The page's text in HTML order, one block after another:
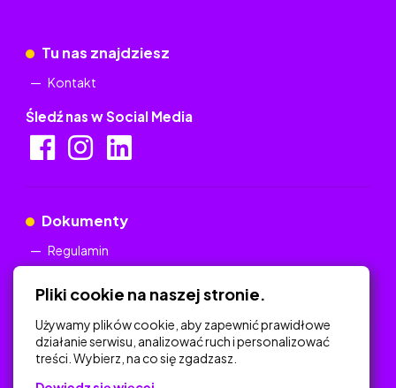
Tu nas znajdziesz
Kontakt
Śledź nas w Social Media
Dokumenty
Regulamin
Na skróty
Pliki cookie na naszej stronie.
Używamy plików cookie, aby zapewnić prawidłowe
działanie serwisu, analizować ruch i personalizować
treści. Wybierz, na co się zgadzasz.